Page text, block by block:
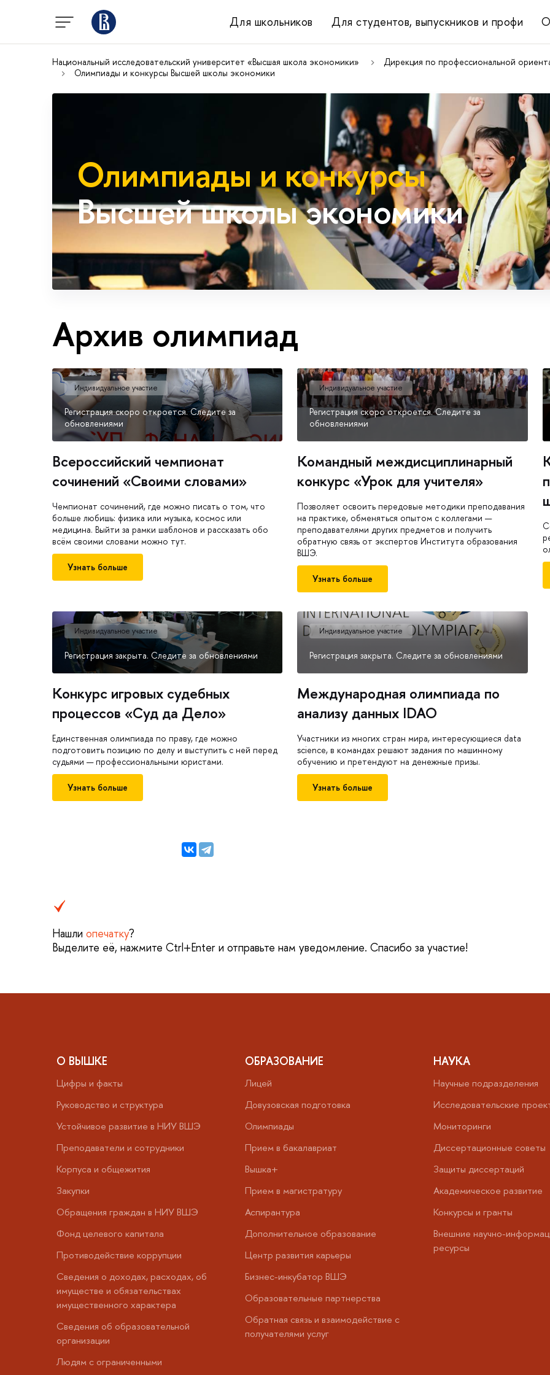
Для школьников Для студентов, выпускников и профи
Национальный исследовательский университет «Высшая школа экономики»
Дирекция по профессиональной
Олимпиады и конкурсы Высшей школы экономики
Олимпиады и конкурсы
Высшей школы экономики
Архив олимпиад
Индивидуальное участие
Регистрация скоро откроется. Следите за
обновлениями
Всероссийский чемпионат
сочинений «Своими словами»
Чемпионат сочинений, где можно писать о том, что
больше любишь: физика или музыка, космос или
медицина. Выйти за рамки шаблонов и рассказать обо
всём своими словами можно тут.
Узнать больше
Индивидуальное участие
Регистрация скоро откроется. Следите за
обновлениями
Командный междисциплинарный
конкурс «Урок для учителя»
Позволяет освоить передовые методики преподавания
на практике, обменяться опытом с коллегами —
преподавателями других предметов и получить
обратную связь от экспертов Института образования
ВШЭ.
Узнать больше
Индивидуальное участие
Регистрация закрыта. Следите за обновлениями
Конкурс игровых судебных
процессов «Суд да Дело»
Единственная олимпиада по праву, где можно
подготовить позицию по делу и выступить с ней перед
судьями — профессиональными юристами.
Узнать больше
Индивидуальное участие
Регистрация закрыта. Следите за обновлениями
Международная олимпиада по
анализу данных IDAO
Участники из многих стран мира, интересующиеся data
science, в командах решают задания по машинному
обучению и претендуют на денежные призы.
Узнать больше
Нашли опечатку?
Выделите её, нажмите Ctrl+Enter и отправьте нам уведомление. Спасибо за участие!
О ВЫШКЕ
Цифры и факты
Руководство и структура
Устойчивое развитие в НИУ ВШЭ
Преподаватели и сотрудники
Корпуса и общежития
Закупки
Обращения граждан в НИУ ВШЭ
Фонд целевого капитала
Противодействие коррупции
Сведения о доходах, расходах, об
имуществе и обязательствах
имущественного характера
Сведения об образовательной
организации
Людям с ограниченными
ОБРАЗОВАНИЕ
Лицей
Довузовская подготовка
Олимпиады
Прием в бакалавриат
Вышка+
Прием в магистратуру
Аспирантура
Дополнительное образование
Центр развития карьеры
Бизнес-инкубатор ВШЭ
Образовательные партнерства
Обратная связь и взаимодействие с
получателями услуг
НАУКА
Научные подразделения
Исследовательские
Мониторинги
Диссертационные советы
Защиты диссертаций
Академическое развитие
Конкурсы и гранты
Внешние научно-
ресурсы